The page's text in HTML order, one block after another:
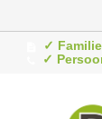
✓
✓